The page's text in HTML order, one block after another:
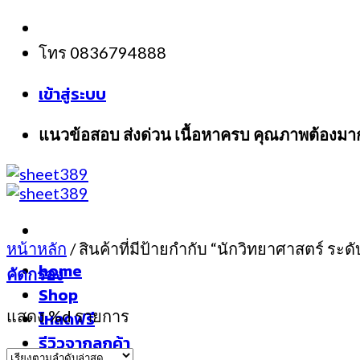
Skip
content
โทร 0836794888
เข้าสู่ระบบ
แนวข้อสอบ ส่งด่วน เนื้อหาครบ คุณภาพต้องม
home
Shop
โหลดฟรี
รีวิวจากลูกค้า
หน้าหลัก /สินค้าที่มีป้ายกำกับ “นักวิทยาศาสตร์ ระดั
คัดกรอง
แสดง %d รายการ